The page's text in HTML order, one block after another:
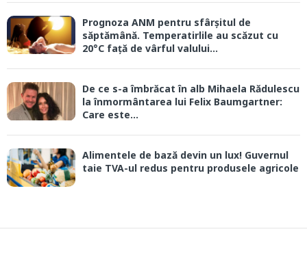
Prognoza ANM pentru sfârșitul de
săptămână. Temperatirlile au scăzut cu
20°C față de vârful valului...
De ce s-a îmbrăcat în alb Mihaela Rădulescu
la înmormântarea lui Felix Baumgartner:
Care este...
Alimentele de bază devin un lux! Guvernul
taie TVA-ul redus pentru produsele agricole